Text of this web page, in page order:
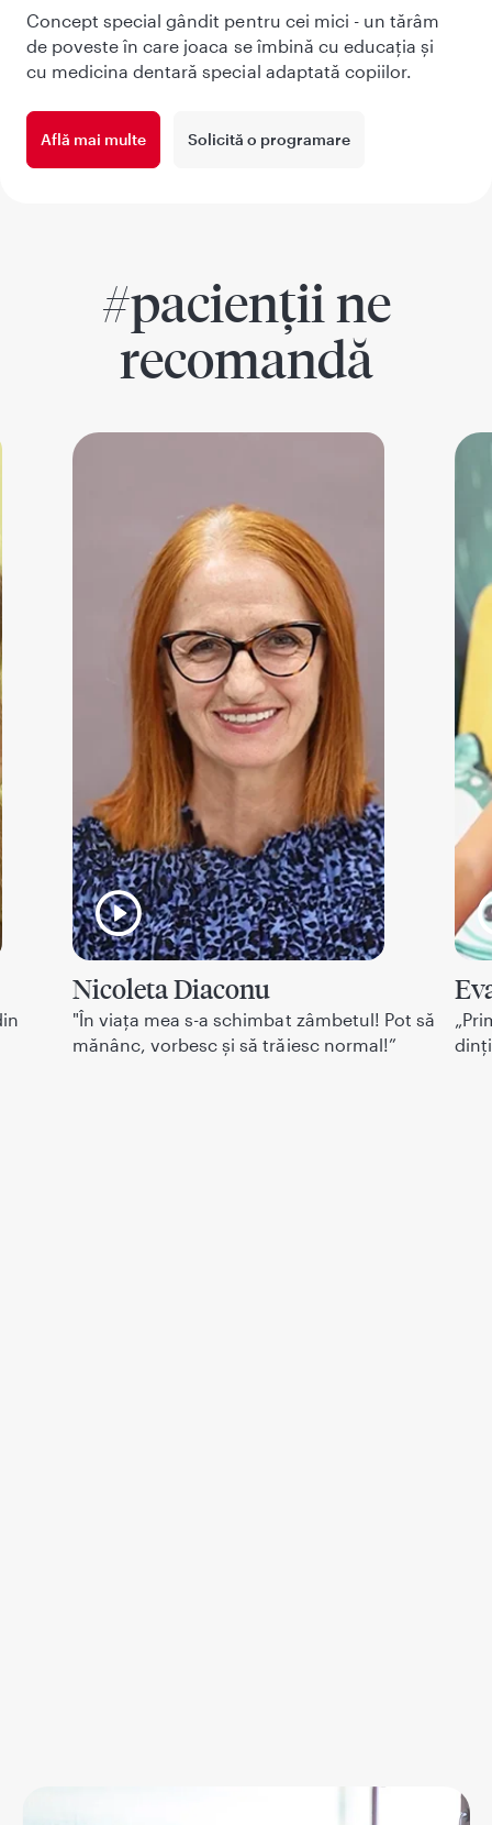
Concept special gândit pentru cei mici - un tărâm
de poveste în care joaca se îmbină cu educația și
cu medicina dentară special adaptată copiilor.
Află mai multe Solicită o programare
#pacienții ne
recomandă
Nicoleta Diaconu
"În viața mea s-a schimbat zâmbetul! Pot să
mănânc, vorbesc și să trăiesc normal!”